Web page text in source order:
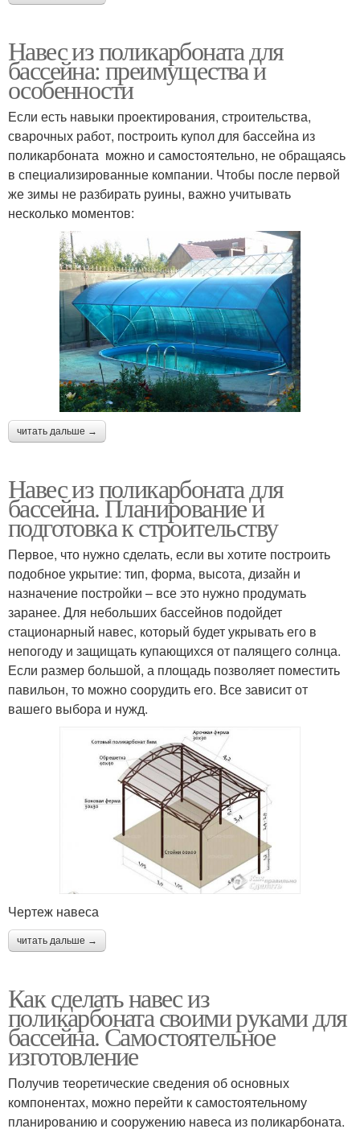
Навес из поликарбоната для
бассейна: преимущества и
особенности
Если есть навыки проектирования, строительства,
сварочных работ, построить купол для бассейна из
поликарбоната можно и самостоятельно, не обращаясь
в специализированные компании. Чтобы после первой
же зимы не разбирать руины, важно учитывать
несколько моментов:
читать дальше →
Навес из поликарбоната для
бассейна. Планирование и
подготовка к строительству
Первое, что нужно сделать, если вы хотите построить
подобное укрытие: тип, форма, высота, дизайн и
назначение постройки – все это нужно продумать
заранее. Для небольших бассейнов подойдет
стационарный навес, который будет укрывать его в
непогоду и защищать купающихся от палящего солнца.
Если размер большой, а площадь позволяет поместить
павильон, то можно соорудить его. Все зависит от
вашего выбора и нужд.
Чертеж навеса
читать дальше →
Как сделать навес из
поликарбоната своими руками для
бассейна. Самостоятельное
изготовление
Получив теоретические сведения об основных
компонентах, можно перейти к самостоятельному
планированию и сооружению навеса из поликарбоната.